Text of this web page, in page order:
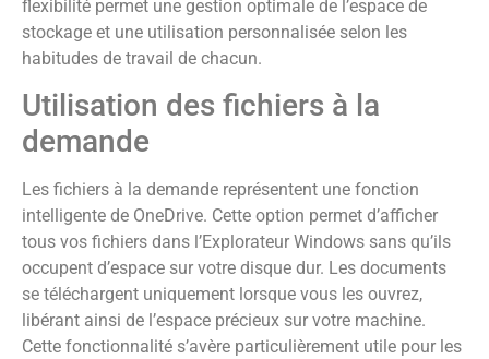
flexibilité permet une gestion optimale de l’espace de
stockage et une utilisation personnalisée selon les
habitudes de travail de chacun.
Utilisation des fichiers à la
demande
Les fichiers à la demande représentent une fonction
intelligente de OneDrive. Cette option permet d’afficher
tous vos fichiers dans l’Explorateur Windows sans qu’ils
occupent d’espace sur votre disque dur. Les documents
se téléchargent uniquement lorsque vous les ouvrez,
libérant ainsi de l’espace précieux sur votre machine.
Cette fonctionnalité s’avère particulièrement utile pour les